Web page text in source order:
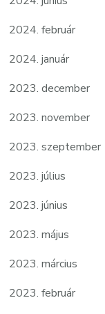
2024. február
2024. január
2023. december
2023. november
2023. szeptember
2023. július
2023. június
2023. május
2023. március
2023. február